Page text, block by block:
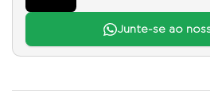
Junte-se ao